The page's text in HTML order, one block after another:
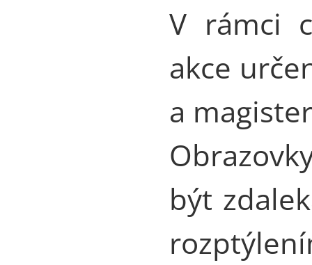
V rámci
akce
a
být